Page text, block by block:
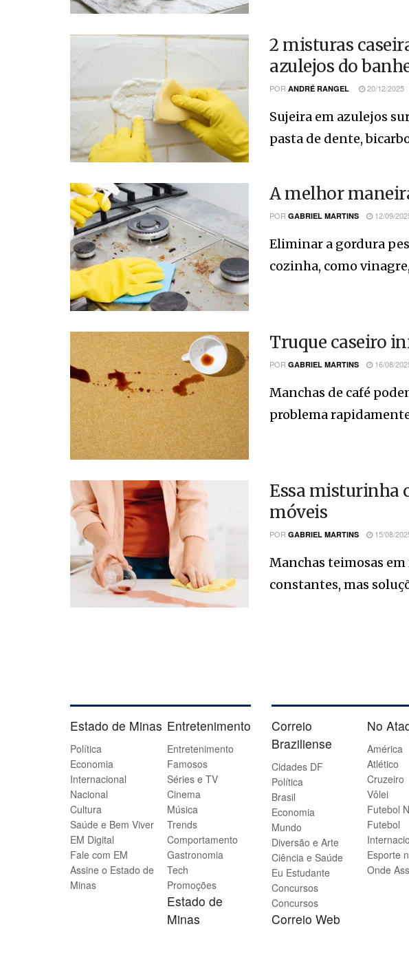
2 misturas
azulejos do
POR ANDRÉ RANGEL 20/12/2025
Sujeira em azulejos
pasta de dente,
A melhor
POR GABRIEL MARTINS 12/09/
Eliminar a gordura
cozinha, como
Truque caseiro
POR GABRIEL MARTINS 16/08/
Manchas de café
problema
Essa misturinha
móveis
POR GABRIEL MARTINS 15/08/
Manchas teimosas
constantes, mas
Estado de Minas
Política
Economia
Internacional
Nacional
Cultura
Saúde e Bem Viver
EM Digital
Fale com EM
Assine o Estado de
Minas
Entretenimento
Entretenimento
Famosos
Séries e TV
Cinema
Música
Trends
Comportamento
Gastronomia
Tech
Promoções
Estado de
Minas
Correio
Braziliense
Cidades DF
Política
Brasil
Economia
Mundo
Diversão e Arte
Ciência e Saúde
Eu Estudante
Concursos
Concursos
Correio Web
No
América
Atlético
Cruzeiro
Vôlei
Futebol
Futebol
Esporte
Onde